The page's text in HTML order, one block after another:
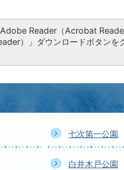
Reader（Acrobat
）」ダウンロードボタン
七次第一公園
白井木戸公園